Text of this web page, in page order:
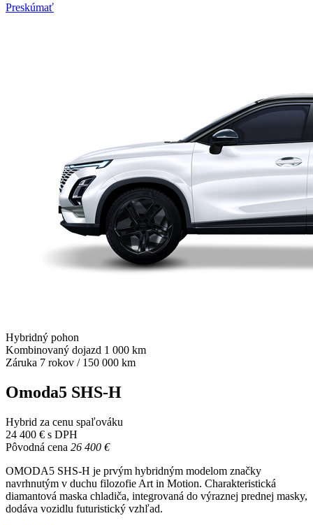
Preskúmať
Hybridný pohon
Kombinovaný dojazd 1 000 km
Záruka 7 rokov / 150 000 km
Omoda5 SHS-H
Hybrid za cenu spaľováku
24 400 € s DPH
Pôvodná cena 26 400 €
OMODA5 SHS-H je prvým hybridným modelom značky
navrhnutým v duchu filozofie Art in Motion. Charakteristická
diamantová maska ​​chladiča, integrovaná do výraznej prednej masky,
dodáva vozidlu futuristický vzhľad.